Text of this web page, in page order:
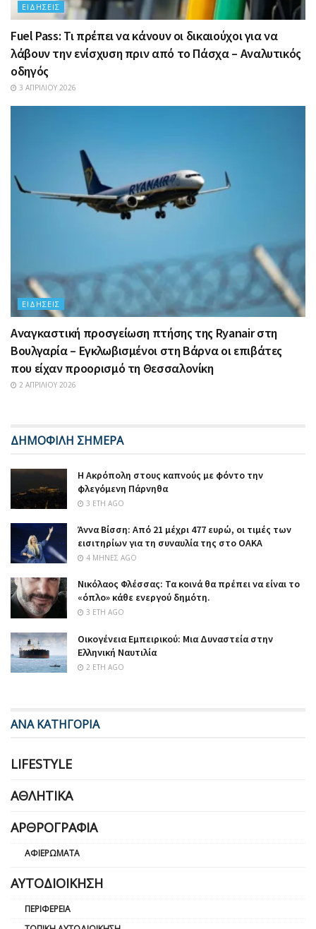
ΕΙΔΉΣΕΙΣ
Fuel Pass: Τι πρέπει να κάνουν οι δικαιούχοι για να
λάβουν την ενίσχυση πριν από το Πάσχα – Αναλυτικός
οδηγός
3 ΑΠΡΙΛΊΟΥ 2026
ΕΙΔΉΣΕΙΣ
Αναγκαστική προσγείωση πτήσης της Ryanair στη
Βουλγαρία – Εγκλωβισμένοι στη Βάρνα οι επιβάτες
που είχαν προορισμό τη Θεσσαλονίκη
2 ΑΠΡΙΛΊΟΥ 2026
ΔΗΜΟΦΙΛΗ ΣΗΜΕΡΑ
Η Ακρόπολη στους καπνούς με φόντο την
φλεγόμενη Πάρνηθα
3 ΈΤΗ AGO
Άννα Βίσση: Από 21 μέχρι 477 ευρώ, οι τιμές των
εισιτηρίων για τη συναυλία της στο ΟΑΚΑ
4 ΜΉΝΕΣ AGO
Νικόλαος Φλέσσας: Τα κοινά θα πρέπει να είναι το
«όπλο» κάθε ενεργού δημότη.
3 ΈΤΗ AGO
Οικογένεια Εμπειρικού: Μια Δυναστεία στην
Ελληνική Ναυτιλία
2 ΈΤΗ AGO
ΑΝΑ ΚΑΤΗΓΟΡΙΑ
LIFESTYLE
ΑΘΛΗΤΙΚΆ
ΑΡΘΡΟΓΡΑΦΊΑ
ΑΦΙΕΡΏΜΑΤΑ
ΑΥΤΟΔΙΟΊΚΗΣΗ
ΠΕΡΙΦΈΡΕΙΑ